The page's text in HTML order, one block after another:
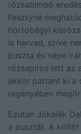
rózsabimbó
Fesztyné
hortobágyi
is hervad, szíve
puszta és népe
rózsapiros lett az
akkor pattant ki a
regényében
Ezután Jókaiék
a pusztát. A